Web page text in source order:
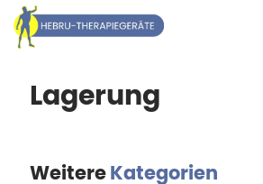
Lagerung
Weitere Kategorien